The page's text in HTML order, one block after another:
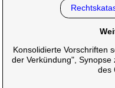
Konsolidierte Vorschriften
der Verkündung",
des